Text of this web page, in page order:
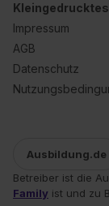
Einstellungen“
einzelnen
zeigen“.
Impressum.
Kleingedrucktes
Impressum
AGB
Datenschutz
Ausbildung.de
Betreiber ist die
Family ist und zu